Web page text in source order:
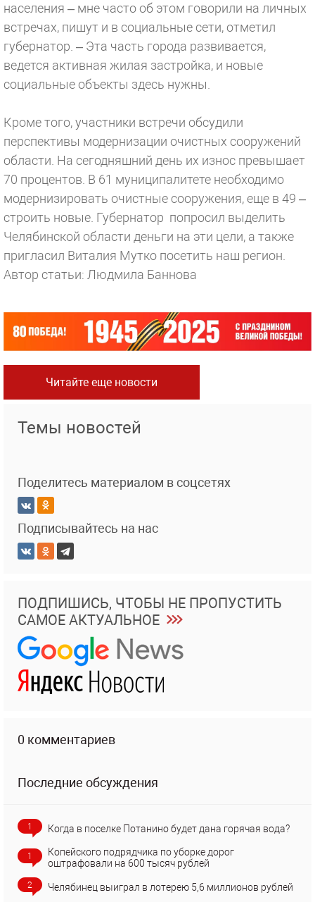
населения – мне часто об этом говорили на личных
встречах, пишут и в социальные сети, отметил
губернатор. – Эта часть города развивается,
ведется активная жилая застройка, и новые
социальные объекты здесь нужны.
Кроме того, участники встречи обсудили
перспективы модернизации очистных сооружений
области. На сегодняшний день их износ превышает
70 процентов. В 61 муниципалитете необходимо
модернизировать очистные сооружения, еще в 49 –
строить новые. Губернатор попросил выделить
Челябинской области деньги на эти цели, а также
пригласил Виталия Мутко посетить наш регион.
Автор статьи: Людмила Баннова
Читайте еще новости
Темы новостей
Поделитесь материалом в соцсетях
Подписывайтесь на нас
ПОДПИШИСЬ, ЧТОБЫ НЕ ПРОПУСТИТЬ
САМОЕ АКТУАЛЬНОЕ
0 комментариев
Последние обсуждения
1 Когда в поселке Потанино будет дана горячая вода?
1
Копейского подрядчика по уборке дорог
оштрафовали на 600 тысяч рублей
2 Челябинец выиграл в лотерею 5,6 миллионов рублей